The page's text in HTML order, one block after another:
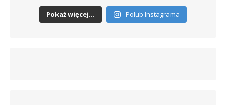
Pokaż więcej... Polub Instagrama